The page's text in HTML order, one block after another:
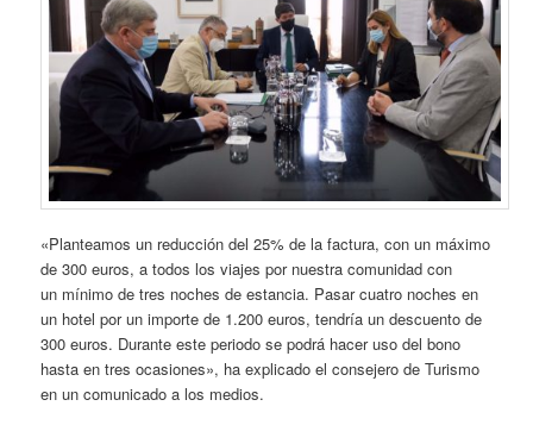
«Planteamos un reducción del 25% de la factura, con un máximo
de 300 euros, a todos los viajes por nuestra comunidad con
un mínimo de tres noches de estancia. Pasar cuatro noches en
un hotel por un importe de 1.200 euros, tendría un descuento de
300 euros. Durante este periodo se podrá hacer uso del bono
hasta en tres ocasiones», ha explicado el consejero de Turismo
en un comunicado a los medios.